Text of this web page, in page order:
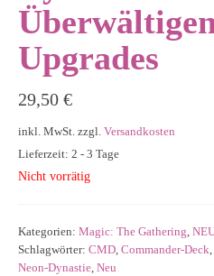
Upgrades
29,50 €
inkl. MwSt. zzgl. Versandkosten
Lieferzeit: 2 - 3 Tage
Nicht vorrätig
Kategorien: Magic: The Gathering,
Schlagwörter: CMD, Commander-Deck,
Neon-Dynastie, Neu